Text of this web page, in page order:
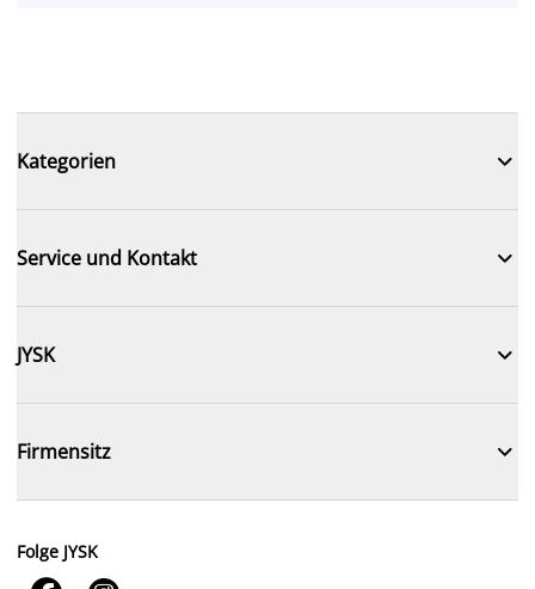
Kategorien 
Service und Kontakt 
JYSK 
Firmensitz 
Folge JYSK